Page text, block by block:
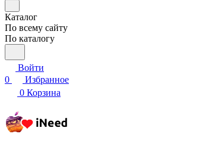
Каталог
По всему сайту
По каталогу
Войти
0
Избранное
0 Корзина